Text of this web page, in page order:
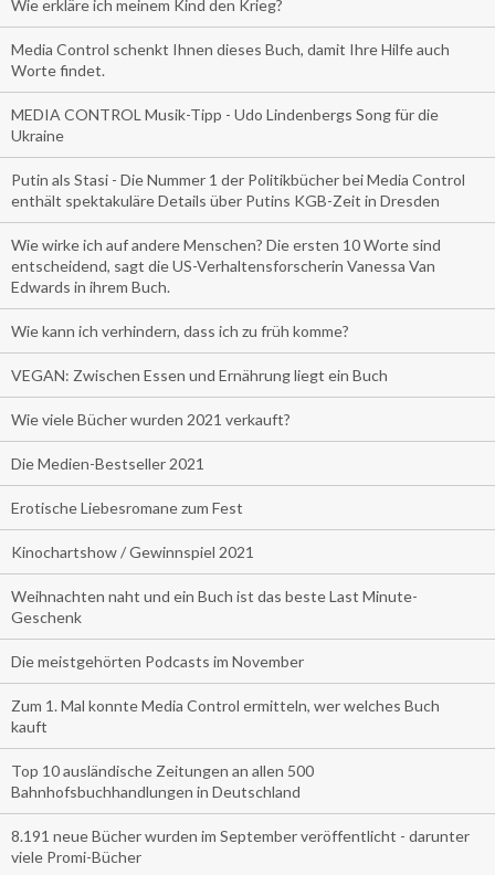
Wie erkläre ich meinem Kind den Krieg?
Media Control schenkt Ihnen dieses Buch, damit Ihre Hilfe auch
Worte findet.
MEDIA CONTROL Musik-Tipp - Udo Lindenbergs Song für die
Ukraine
Putin als Stasi - Die Nummer 1 der Politikbücher bei Media Control
enthält spektakuläre Details über Putins KGB-Zeit in Dresden
Wie wirke ich auf andere Menschen? Die ersten 10 Worte sind
entscheidend, sagt die US-Verhaltensforscherin Vanessa Van
Edwards in ihrem Buch.
Wie kann ich verhindern, dass ich zu früh komme?
VEGAN: Zwischen Essen und Ernährung liegt ein Buch
Wie viele Bücher wurden 2021 verkauft?
Die Medien-Bestseller 2021
Erotische Liebesromane zum Fest
Kinochartshow / Gewinnspiel 2021
Weihnachten naht und ein Buch ist das beste Last Minute-
Geschenk
Die meistgehörten Podcasts im November
Zum 1. Mal konnte Media Control ermitteln, wer welches Buch
kauft
Top 10 ausländische Zeitungen an allen 500
Bahnhofsbuchhandlungen in Deutschland
8.191 neue Bücher wurden im September veröffentlicht - darunter
viele Promi-Bücher